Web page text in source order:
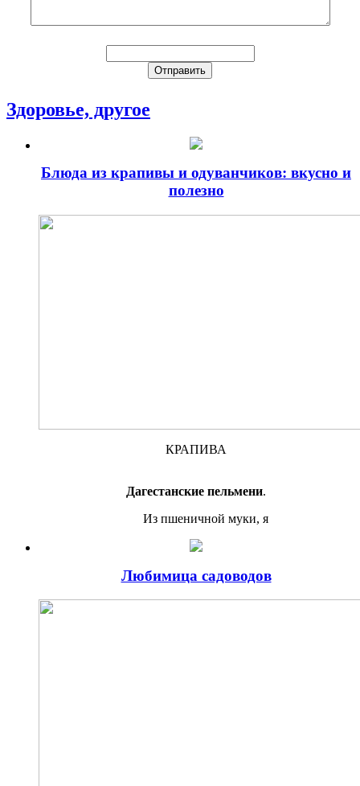
Здоровье, другое
Блюда из крапивы и одуванчиков: вкусно и
полезно
КРАПИВА
Дагестанские пельмени.
Из пшеничной муки, я
Любимица садоводов